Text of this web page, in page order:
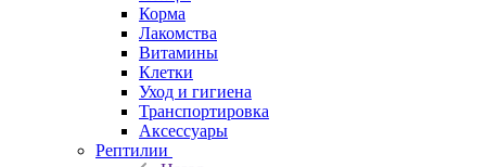
Корма
Лакомства
Витамины
Клетки
Уход и гигиена
Транспортировка
Аксессуары
Рептилии